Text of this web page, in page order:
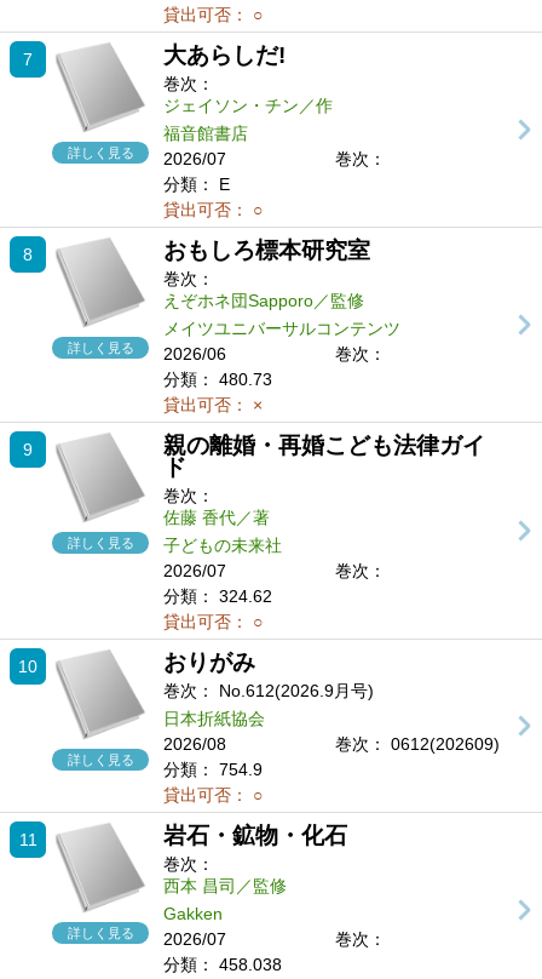
貸出可否：
○
7
詳しく見る
大あらしだ!
巻次：
ジェイソン・チン／作
福音館書店
2026/07
巻次：
分類：
E
貸出可否：
○
8
詳しく見る
おもしろ標本研究室
巻次：
えぞホネ団Sapporo／監修
メイツユニバーサルコンテンツ
2026/06
巻次：
分類：
480.73
貸出可否：
×
9
詳しく見る
親の離婚・再婚こども法律ガイ
ド
巻次：
佐藤 香代／著
子どもの未来社
2026/07
巻次：
分類：
324.62
貸出可否：
○
10
詳しく見る
おりがみ
巻次：
No.612(2026.9月号)
日本折紙協会
2026/08
巻次： 0612(202609)
分類：
754.9
貸出可否：
○
11
詳しく見る
岩石・鉱物・化石
巻次：
西本 昌司／監修
Gakken
2026/07
巻次：
分類：
458.038